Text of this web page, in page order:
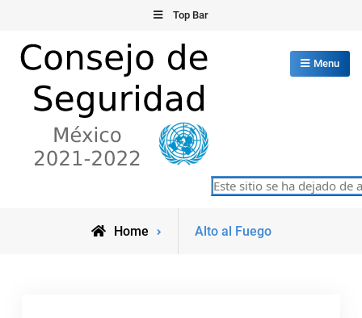
content
Top Bar
Consejo de Seguridad de las
Naciones Unidas
Menu
Este sitio se ha dejado de
Home
Posts
Alto al Fuego